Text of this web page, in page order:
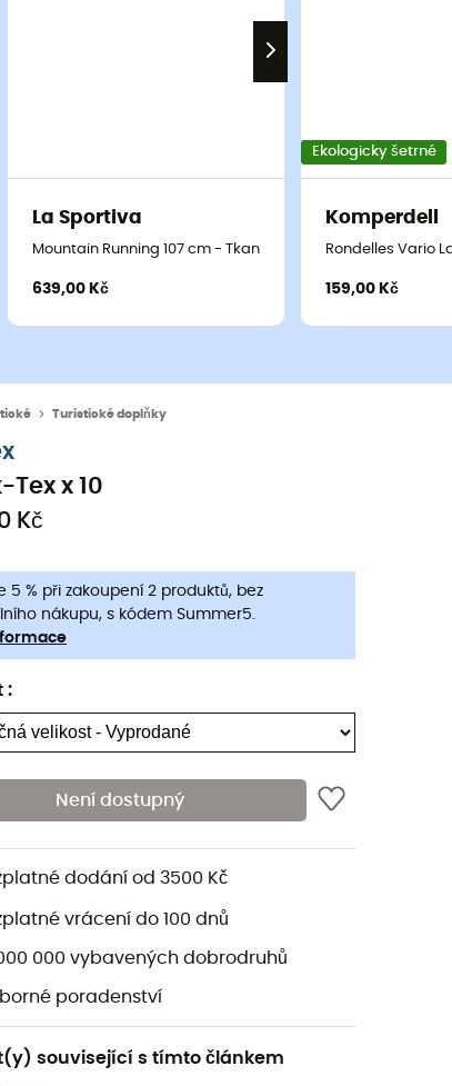
cm Blister
La Sportiva
Mountain Running 107 cm - Tkaničky
639,00 Kč
Ekologicky šetrné
Komperdell
Rondelles Vario
159,00 Kč
Turistické doplňky
Tex x 10
Kč
5 % při zakoupení 2 produktů, bez
nákupu, s kódem Summer5.
:
Není dostupný
dodání od 3500 Kč
vrácení do 100 dnů
000 vybavených dobrodruhů
poradenství
související s tímto článkem